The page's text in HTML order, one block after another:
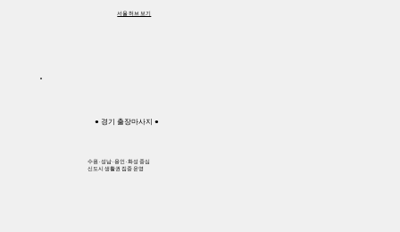
서울 허브 보기
수원 · 성남 · 용인 · 화성 중심
신도시 생활권 집중 운영
● 경기 출장마사지 ●